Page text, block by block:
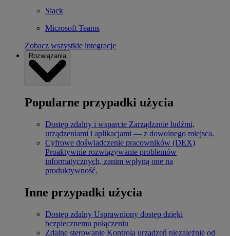
Slack
Microsoft Teams
Zobacz wszystkie integracje
Rozwiązania
Popularne przypadki użycia
Dostęp zdalny i wsparcie Zarządzanie ludźmi,
urządzeniami i aplikacjami — z dowolnego miejsca.
Cyfrowe doświadczenie pracowników (DEX)
Proaktywnie rozwiązywanie problemów
informatycznych, zanim wpłyną one na
produktywność.
Inne przypadki użycia
Dostęp zdalny Usprawniony dostęp dzięki
bezpiecznemu połączeniu
Zdalne sterowanie Kontrola urządzeń niezależnie od